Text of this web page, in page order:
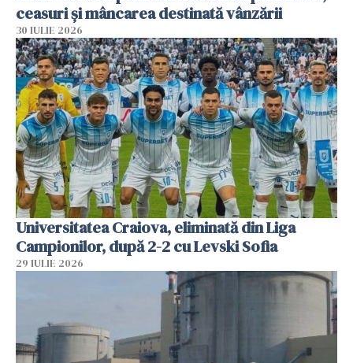
ceasuri și mâncarea destinată vânzării
30 IULIE 2026
Universitatea Craiova, eliminată din Liga
Campionilor, după 2-2 cu Levski Sofia
29 IULIE 2026